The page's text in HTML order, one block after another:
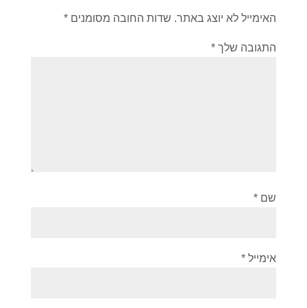
האימייל לא יוצג באתר. שדות החובה מסומנים *
התגובה שלך *
שם *
אימייל *